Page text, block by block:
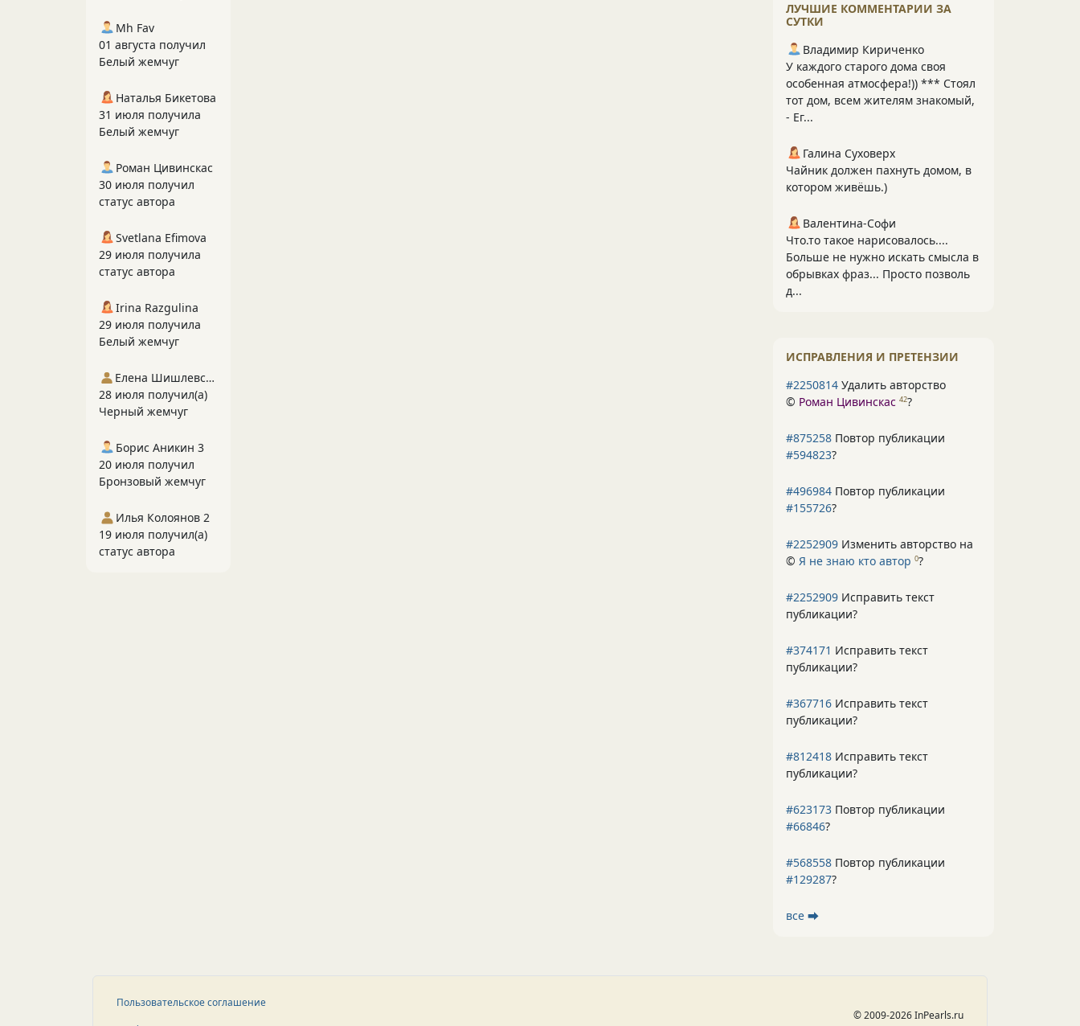
ЛУЧШИЕ КОММЕНТАРИИ ЗА
СУТКИ
Владимир Кириченко
У каждого старого дома своя
особенная атмосфера!)) *** Стоял
тот дом, всем жителям знакомый,
- Ег...
Галина Суховерх
Чайник должен пахнуть домом, в
котором живёшь.)
Валентина-Софи
Что.то такое нарисовалось....
Больше не нужно искать смысла в
обрывках фраз... Просто позволь
д...
ИСПРАВЛЕНИЯ И ПРЕТЕНЗИИ
#2250814 Удалить авторство
© Роман Цивинскас 42?
#875258 Повтор публикации
#594823?
#496984 Повтор публикации
#155726?
#2252909 Изменить авторство на
© Я не знаю кто автор 0?
#2252909 Исправить текст
публикации?
#374171 Исправить текст
публикации?
#367716 Исправить текст
публикации?
#812418 Исправить текст
публикации?
#623173 Повтор публикации
#66846?
#568558 Повтор публикации
#129287?
все ⮕
Mh Fav
01 августа получил
Белый жемчуг
Наталья Бикетова
31 июля получила
Белый жемчуг
Роман Цивинскас
30 июля получил
статус автора
Svetlana Efimova
29 июля получила
статус автора
Irina Razgulina
29 июля получила
Белый жемчуг
Елена Шишлевская
28 июля получил(а)
Черный жемчуг
Борис Аникин 3
20 июля получил
Бронзовый жемчуг
Илья Колоянов 2
19 июля получил(а)
статус автора
Пользовательское соглашение
© 2009-2026 InPearls.ru